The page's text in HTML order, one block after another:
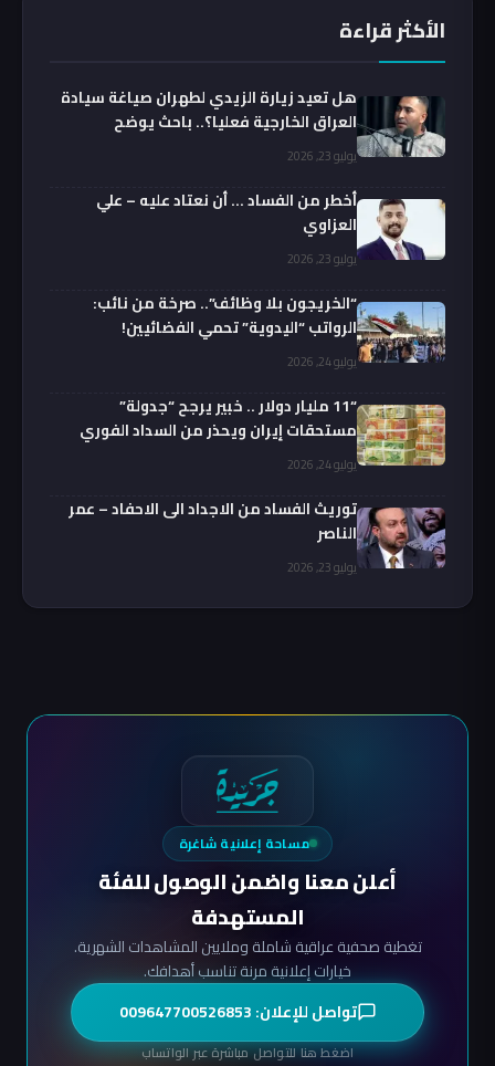
الأكثر قراءة
هل تعيد زيارة الزيدي لطهران صياغة سيادة
العراق الخارجية فعليا؟.. باحث يوضح
يوليو 23, 2026
أخطر من الفساد … أن نعتاد عليه – علي
العزاوي
يوليو 23, 2026
“الخريجون بلا وظائف”.. صرخة من نائب:
الرواتب “اليدوية” تحمي الفضائيين!
يوليو 24, 2026
“11 مليار دولار .. خبير يرجح “جدولة”
مستحقات إيران ويحذر من السداد الفوري
يوليو 24, 2026
توريث الفساد من الاجداد الى الاحفاد – عمر
الناصر
يوليو 23, 2026
مساحة إعلانية شاغرة
أعلن معنا واضمن الوصول للفئة
المستهدفة
تغطية صحفية عراقية شاملة وملايين المشاهدات الشهرية.
خيارات إعلانية مرنة تناسب أهدافك.
تواصل للإعلان: 009647700526853
اضغط هنا للتواصل مباشرة عبر الواتساب